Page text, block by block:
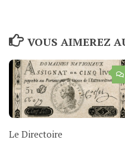
VOUS AIMEREZ
Le Directoire